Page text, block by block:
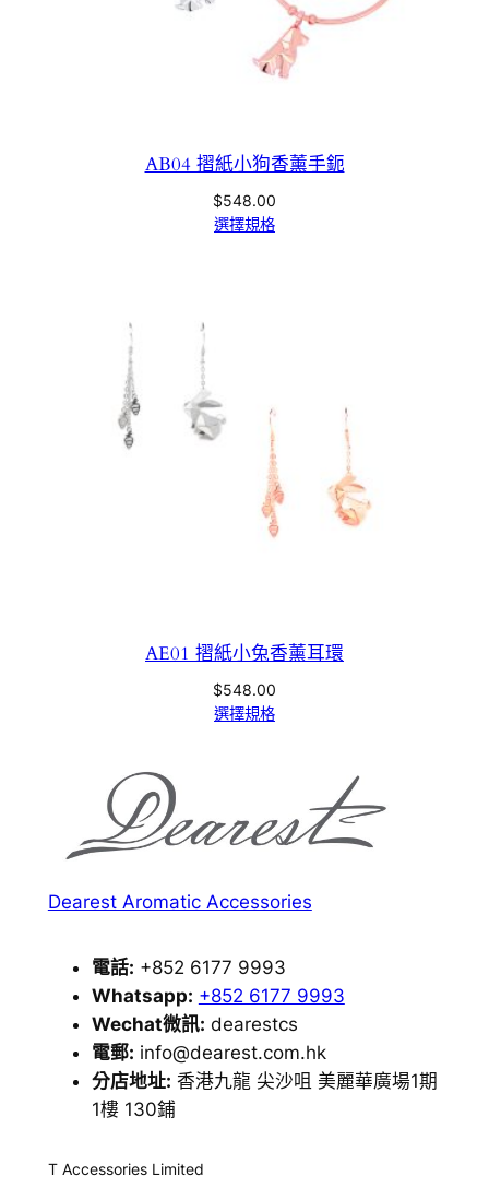
AB04 摺紙小狗香薰手鈪
$548.00
選擇規格
AE01 摺紙小兔香薰耳環
$548.00
選擇規格
Dearest Aromatic Accessories
電話: +852 6177 9993
Whatsapp: +852 6177 9993
Wechat微訊: dearestcs
電郵: info@dearest.com.hk
分店地址: 香港九龍 尖沙咀 美麗華廣場1期
1樓 130鋪
T Accessories Limited